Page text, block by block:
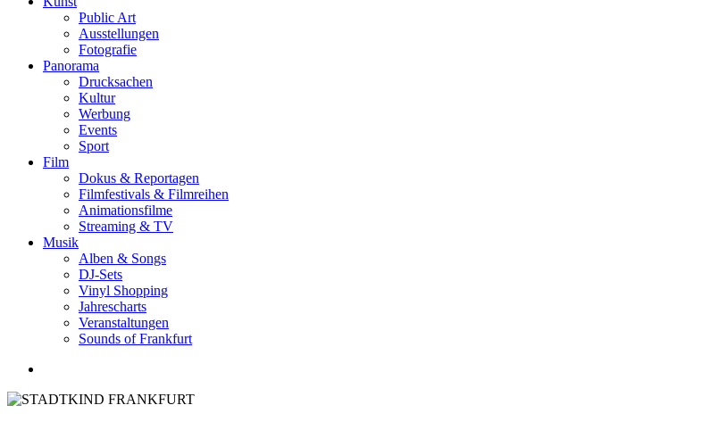
Public Art
Ausstellungen
Fotografie
Panorama
Drucksachen
Kultur
Werbung
Events
Sport
Film
Dokus & Reportagen
Filmfestivals & Filmreihen
Animationsfilme
Streaming & TV
Musik
Alben & Songs
DJ-Sets
Vinyl Shopping
Jahrescharts
Veranstaltungen
Sounds of Frankfurt